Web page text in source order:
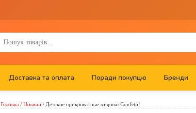
Доставка та оплата Поради покупцю Бренди
Головна / Новини / Детские прикроватные коврики Confetti!